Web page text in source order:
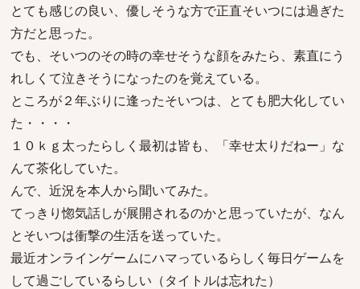
とても感じの良い、優しそうな方で正直そいつには過ぎた
方だと思った。
でも、そいつのその時の幸せそうな顔をみたら、素直にう
れしくて泣きそうになったのを覚えている。
ところが２年ぶりに逢ったそいつは、とても肥大化してい
た・・・・
１０ｋｇ太ったらしく最初は皆も、「幸せ太りだねー」な
んて茶化していた。
んで、近況を本人から聞いてみた。
てっきり惚気話しが展開されるのかと思っていたが、なん
とそいつは衝撃の生活を送っていた。
最近オンラインゲームにハマっているらしく毎日ゲームを
して過ごしているらしい（タイトルは忘れた）